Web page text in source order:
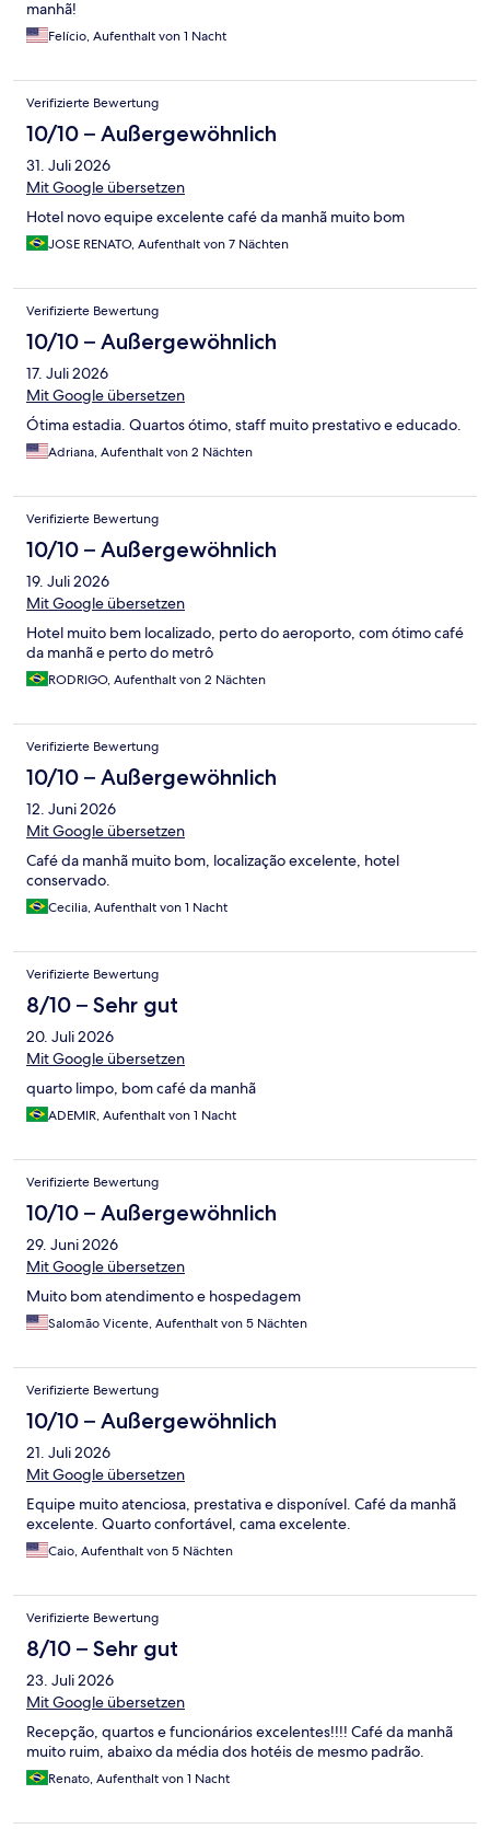
manhã!
Felício, Aufenthalt von 1 Nacht
Verifizierte Bewertung
10/10 – Außergewöhnlich
31. Juli 2026
Mit Google übersetzen
Hotel novo equipe excelente café da manhã muito bom
JOSE RENATO, Aufenthalt von 7 Nächten
Verifizierte Bewertung
10/10 – Außergewöhnlich
17. Juli 2026
Mit Google übersetzen
Ótima estadia. Quartos ótimo, staff muito prestativo e educado.
Adriana, Aufenthalt von 2 Nächten
Verifizierte Bewertung
10/10 – Außergewöhnlich
19. Juli 2026
Mit Google übersetzen
Hotel muito bem localizado, perto do aeroporto, com ótimo café
da manhã e perto do metrô
RODRIGO, Aufenthalt von 2 Nächten
Verifizierte Bewertung
10/10 – Außergewöhnlich
12. Juni 2026
Mit Google übersetzen
Café da manhã muito bom, localização excelente, hotel
conservado.
Cecilia, Aufenthalt von 1 Nacht
Verifizierte Bewertung
8/10 – Sehr gut
20. Juli 2026
Mit Google übersetzen
quarto limpo, bom café da manhã
ADEMIR, Aufenthalt von 1 Nacht
Verifizierte Bewertung
10/10 – Außergewöhnlich
29. Juni 2026
Mit Google übersetzen
Muito bom atendimento e hospedagem
Salomão Vicente, Aufenthalt von 5 Nächten
Verifizierte Bewertung
10/10 – Außergewöhnlich
21. Juli 2026
Mit Google übersetzen
Equipe muito atenciosa, prestativa e disponível. Café da manhã
excelente. Quarto confortável, cama excelente.
Caio, Aufenthalt von 5 Nächten
Verifizierte Bewertung
8/10 – Sehr gut
23. Juli 2026
Mit Google übersetzen
Recepção, quartos e funcionários excelentes!!!! Café da manhã
muito ruim, abaixo da média dos hotéis de mesmo padrão.
Renato, Aufenthalt von 1 Nacht